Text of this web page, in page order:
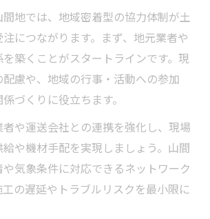
地では、地域密着型の協力体制が土
につながります。まず、地元業者や
築くことがスタートラインです。現
慮や、地域の行事・活動への参加
づくりに役立ちます。
や運送会社との連携を強化し、現場
や機材手配を実現しましょう。山間
気象条件に対応できるネットワーク
の遅延やトラブルリスクを最小限に